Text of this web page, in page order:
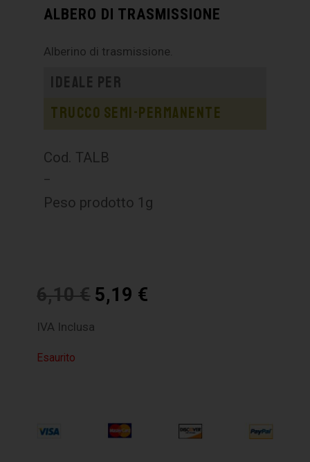
ALBERO DI TRASMISSIONE
Alberino di trasmissione.
Ideale per
Trucco semi-permanente
Cod. TALB
–
Peso prodotto 1g
6,10€ 5,19 €
IVA Inclusa
Esaurito